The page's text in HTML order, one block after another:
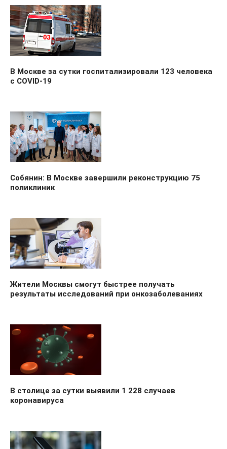
В Москве за сутки госпитализировали 123 человека
с COVID-19
Собянин: В Москве завершили реконструкцию 75
поликлиник
Жители Москвы смогут быстрее получать
результаты исследований при онкозаболеваниях
В столице за сутки выявили 1 228 случаев
коронавируса